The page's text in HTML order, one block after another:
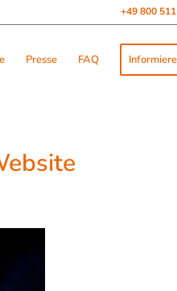
+49 800
Presse FAQ